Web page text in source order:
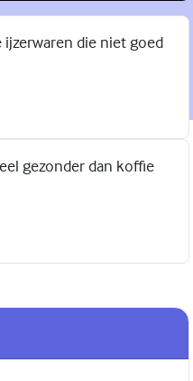
die niet goed
gezonder dan koffie